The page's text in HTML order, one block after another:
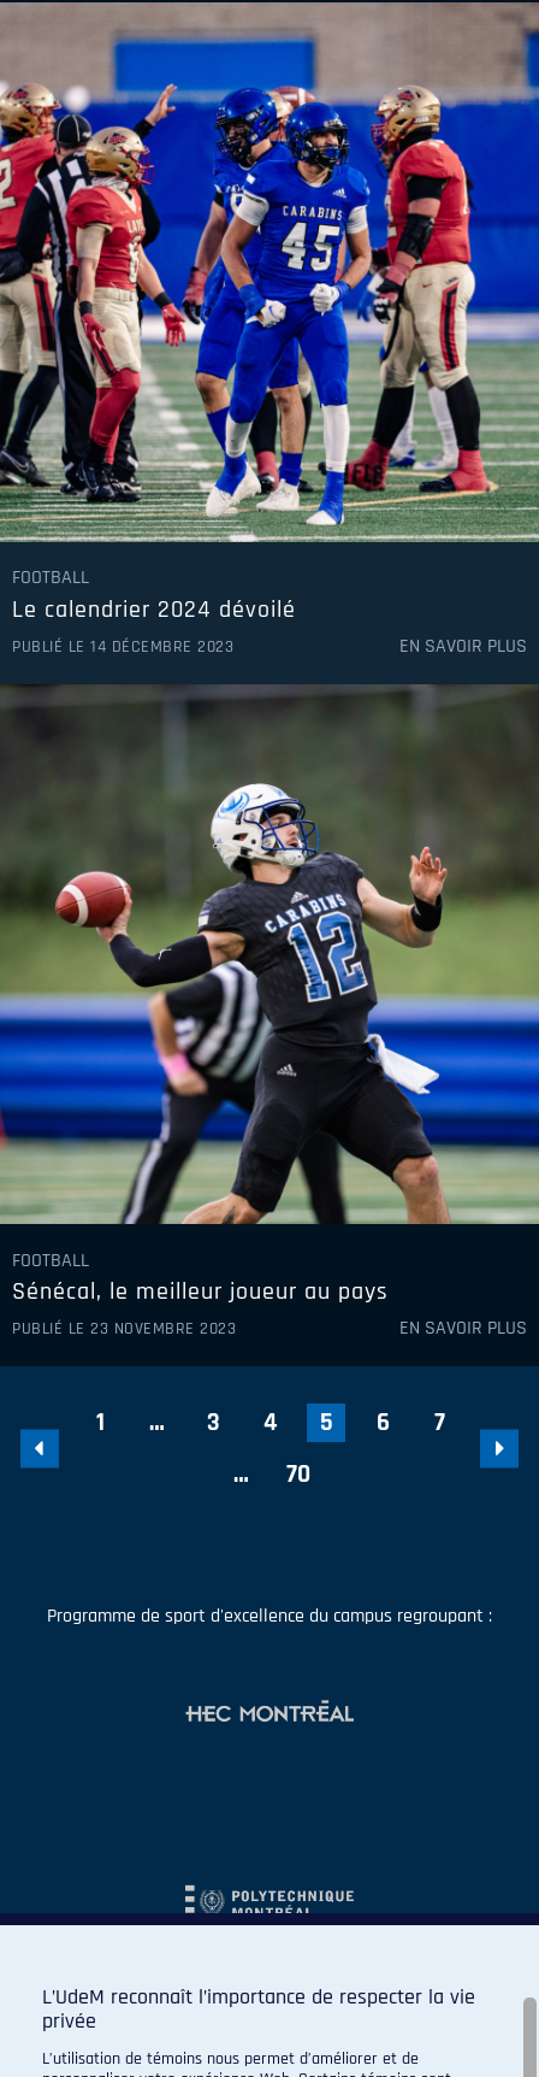
FOOTBALL
Le calendrier 2024 dévoilé
PUBLIÉ LE 14 DÉCEMBRE 2023 EN SAVOIR PLUS
FOOTBALL
Sénécal, le meilleur joueur au pays
PUBLIÉ LE 23 NOVEMBRE 2023 EN SAVOIR PLUS
1 … 3 4 5 6
7
…
70
Programme de sport d'excellence du campus regroupant :
L’UdeM reconnaît l’importance de respecter la vie
privée
L’utilisation de témoins nous permet d’améliorer et de